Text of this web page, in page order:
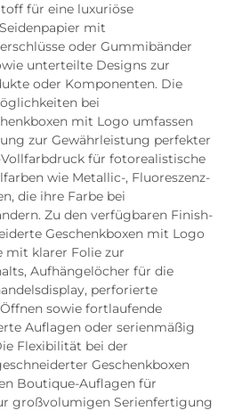
für eine luxuriöse
mit
oder Gummibänder
unterteilte Designs zur
oder Komponenten. Die
bei
mit Logo umfassen
zur Gewährleistung perfekter
Vollfarbdruck für fotorealistische
wie Metallic-, Fluoreszenz-
die ihre Farbe bei
Zu den verfügbaren Finish-
Geschenkboxen mit Logo
mit klarer Folie zur
Aufhängelöcher für die
perforierte
sowie fortlaufende
Auflagen oder serienmäßig
Flexibilität bei der
Geschenkboxen
Boutique-Auflagen für
großvolumigen Serienfertigung